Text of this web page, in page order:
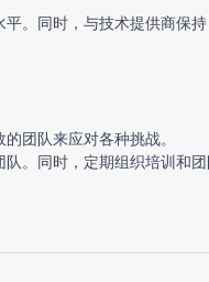
。同时，与技术提供商保
团队来应对各种挑战。
。同时，定期组织培训和